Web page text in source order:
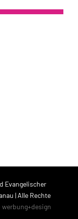
Evangelischer
| Alle Rechte